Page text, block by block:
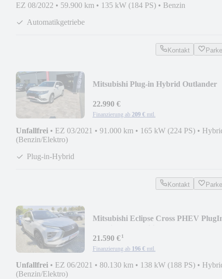
EZ 08/2022 • 59.900 km • 135 kW (184 PS) • Benzin
Automatikgetriebe
Kontakt
Mitsubishi Plug-in Hybrid Outlander
22.990 €
Finanzierung ab 209 € mtl.
Unfallfrei • EZ 03/2021 • 91.000 km • 165 kW (224 PS) •
(Benzin/Elektro)
Plug-in-Hybrid
Kontakt
Mitsubishi Eclipse Cross PHEV
21.590 €¹
Finanzierung ab 196 € mtl.
Unfallfrei • EZ 06/2021 • 80.130 km • 138 kW (188 PS) •
(Benzin/Elektro)